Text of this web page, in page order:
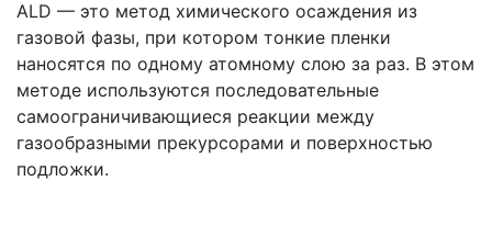
ALD — это метод химического осаждения из
газовой фазы, при котором тонкие пленки
наносятся по одному атомному слою за раз. В этом
методе используются последовательные
самоограничивающиеся реакции между
газообразными прекурсорами и поверхностью
подложки.